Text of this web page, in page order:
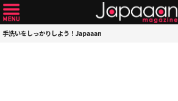
手洗いをしっかりしよう！Japaaan